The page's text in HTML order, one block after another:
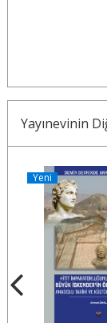
Yayınevinin
Yeni